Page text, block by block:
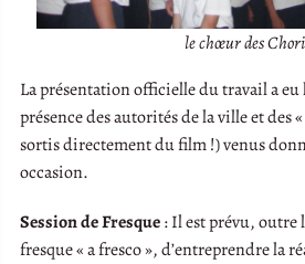
le chœur des
La présentation officielle du travail a
présence des autorités de la ville et des
sortis directement du film !) venus
occasion.
Session de Fresque: Il est prévu, outre
fresque « a fresco », d’entreprendre la